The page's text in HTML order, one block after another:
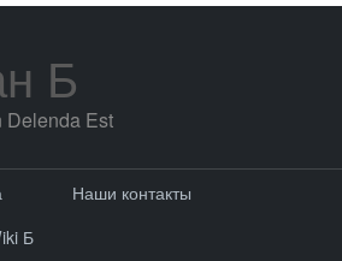
Б
Delenda Est
Б
Наши контакты